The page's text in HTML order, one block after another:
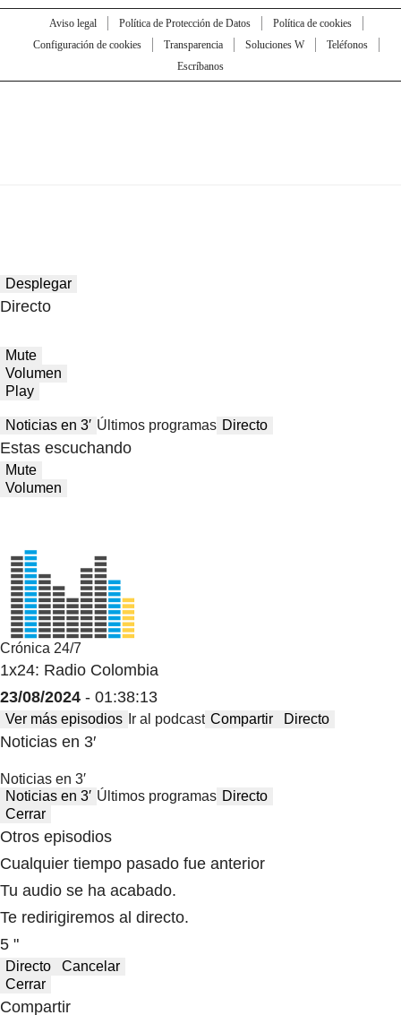
Aviso legal Política de Protección de Datos
Política de cookies
Configuración de cookies
Transparencia Soluciones W
Teléfonos
Escríbanos
Desplegar
Directo
Mute
Volumen
Play
Noticias en 3′ Últimos programas Directo
Estas escuchando
Mute
Volumen
Crónica 24/7
1x24: Radio Colombia
23/08/2024 - 01:38:13
Ver más episodios Ir al podcast Compartir Directo
Noticias en 3′
Noticias en 3′
Noticias en 3′ Últimos programas Directo
Cerrar
Otros episodios
Cualquier tiempo pasado fue anterior
Tu audio se ha acabado.
Te redirigiremos al directo.
5 "
Directo
Cancelar
Cerrar
Compartir